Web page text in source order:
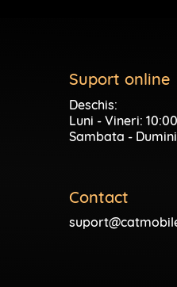
Suport online
Deschis:
Luni - Vineri:
Sambata -
Contact